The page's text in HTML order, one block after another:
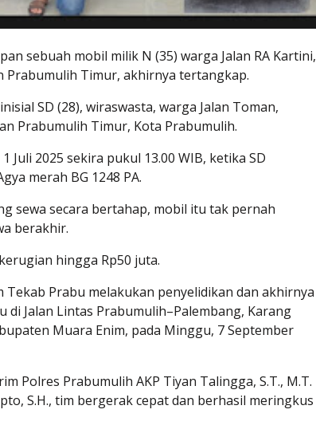
sebuah mobil milik N (35) warga Jalan RA Kartini,
Prabumulih Timur, akhirnya tertangkap.
SD (28), wiraswasta, warga Jalan Toman,
Prabumulih Timur, Kota Prabumulih.
Juli 2025 sekira pukul 13.00 WIB, ketika SD
merah BG 1248 PA.
sewa secara bertahap, mobil itu tak pernah
berakhir.
hingga Rp50 juta.
Tekab Prabu melakukan penyelidikan dan akhirnya
di Jalan Lintas Prabumulih–Palembang, Karang
Muara Enim, pada Minggu, 7 September
Polres Prabumulih AKP Tiyan Talingga, S.T., M.T.
S.H., tim bergerak cepat dan berhasil meringkus